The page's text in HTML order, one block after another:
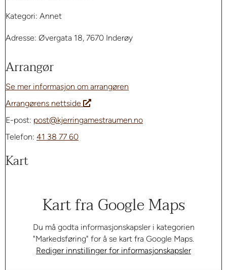
Kategori: Annet
Adresse: Øvergata 18, 7670 Inderøy
Arrangør
Se mer informasjon om arrangøren
Arrangørens nettside
E-post: post@kjerringamestraumen.no
Telefon: 41 38 77 60
Kart
Kart fra Google Maps
Du må godta informasjonskapsler i kategorien
"Markedsføring" for å se kart fra Google Maps.
Rediger innstillinger for informasjonskapsler